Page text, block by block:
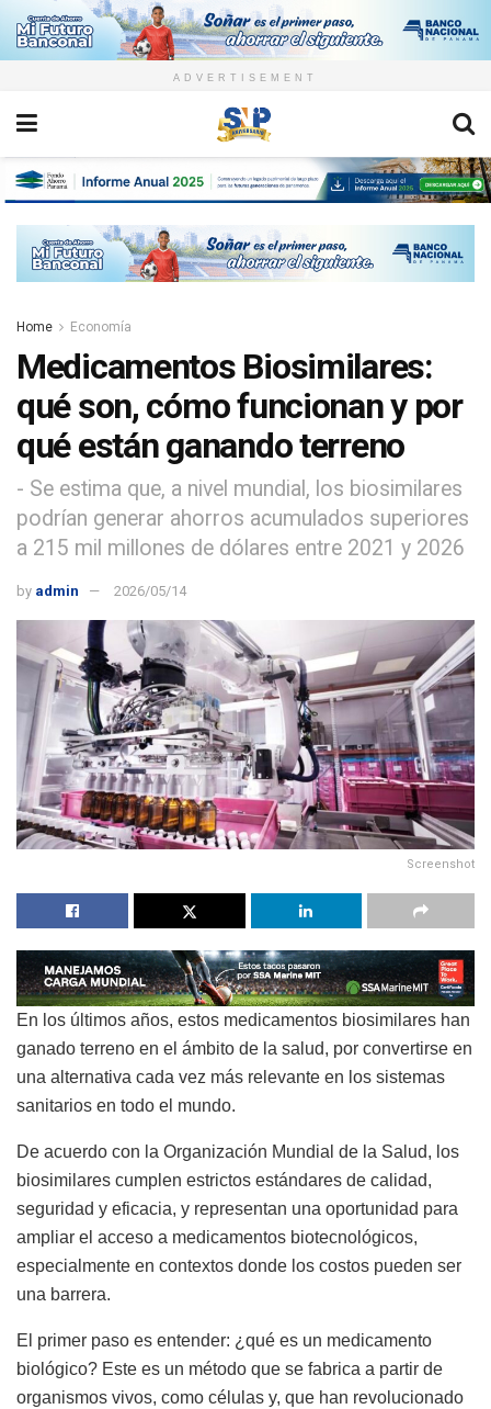
ADVERTISEMENT
Home Economía
Medicamentos Biosimilares:
qué son, cómo funcionan y por
qué están ganando terreno
- Se estima que, a nivel mundial, los biosimilares
podrían generar ahorros acumulados superiores
a 215 mil millones de dólares entre 2021 y 2026
by admin 2026/05/14
Screenshot
En los últimos años, estos medicamentos biosimilares han
ganado terreno en el ámbito de la salud, por convertirse en
una alternativa cada vez más relevante en los sistemas
sanitarios en todo el mundo.
De acuerdo con la Organización Mundial de la Salud, los
biosimilares cumplen estrictos estándares de calidad,
seguridad y eficacia, y representan una oportunidad para
ampliar el acceso a medicamentos biotecnológicos,
especialmente en contextos donde los costos pueden ser
una barrera.
El primer paso es entender: ¿qué es un medicamento
biológico? Este es un método que se fabrica a partir de
organismos vivos, como células y, que han revolucionado